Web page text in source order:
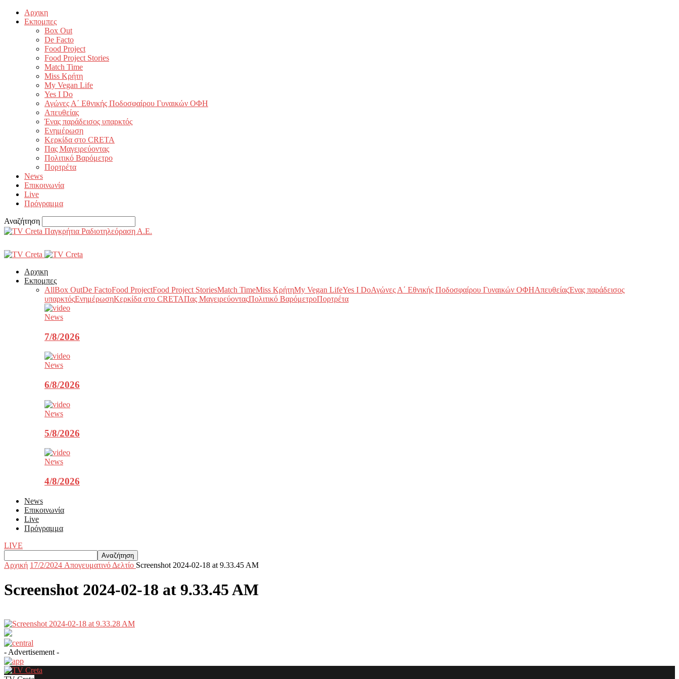
Αρχικη
Εκπομπες
Box Out
De Facto
Food Project
Food Project Stories
Match Time
Miss Κρήτη
My Vegan Life
Yes I Do
Αγώνες Α΄ Εθνικής Ποδοσφαίρου Γυναικών ΟΦΗ
Απευθείας
Ένας παράδεισος υπαρκτός
Ενημέρωση
Κερκίδα στο CRETA
Πας Μαγειρεύοντας
Πολιτικό Βαρόμετρο
Πορτρέτα
News
Επικοινωνία
Live
Πρόγραμμα
Αναζήτηση
Παγκρήτια Ραδιοτηλεόραση Α.Ε.
Αρχικη
Εκπομπες
AllBox OutDe FactoFood ProjectFood Project StoriesMatch TimeMiss ΚρήτηMy Vegan LifeYes I DoΑγώνες Α΄ Εθνικής Ποδοσφαίρου Γυναικών ΟΦΗΑπευθείαςΈνας παράδεισος
υπαρκτόςΕνημέρωσηΚερκίδα στο CRETAΠας ΜαγειρεύονταςΠολιτικό ΒαρόμετροΠορτρέτα
News
7/8/2026
News
6/8/2026
News
5/8/2026
News
4/8/2026
News
Επικοινωνία
Live
Πρόγραμμα
LIVE
Αρχική 17/2/2024 Aπογευματινό Δελτίο Screenshot 2024-02-18 at 9.33.45 AM
Screenshot 2024-02-18 at 9.33.45 AM
- Advertisement -